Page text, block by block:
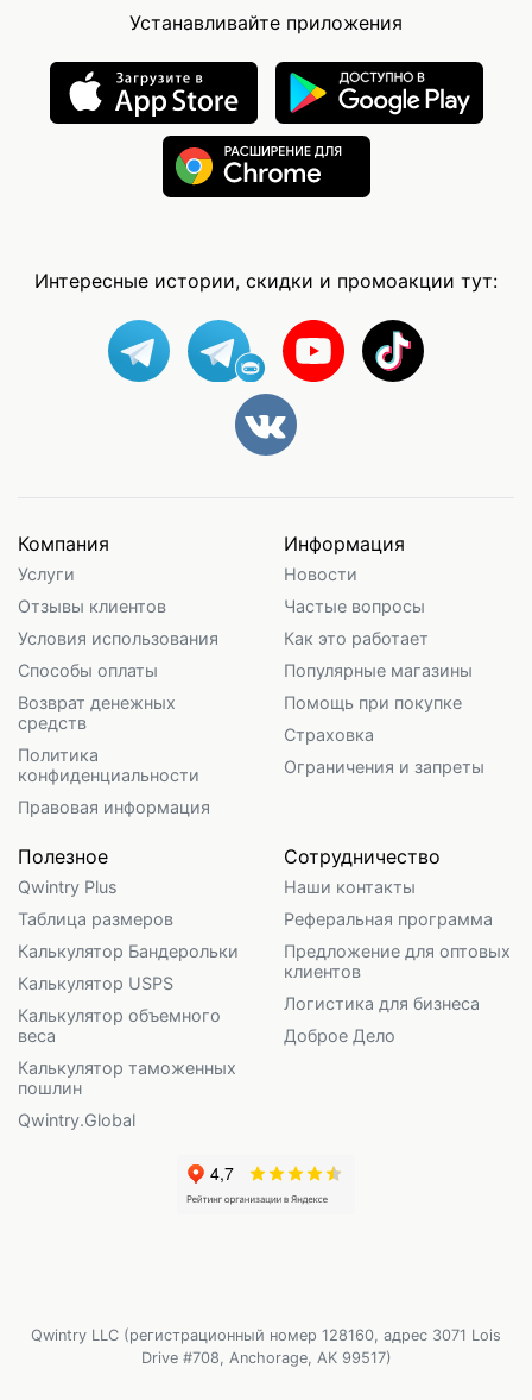
Устанавливайте приложения
Интересные истории, скидки и промоакции тут:
Компания
Услуги
Отзывы клиентов
Условия использования
Способы оплаты
Возврат денежных
средств
Политика
конфиденциальности
Правовая информация
Информация
Новости
Частые вопросы
Как это работает
Популярные магазины
Помощь при покупке
Страховка
Ограничения и запреты
Полезное
Qwintry Plus
Таблица размеров
Калькулятор Бандерольки
Калькулятор USPS
Калькулятор объемного
веса
Калькулятор таможенных
пошлин
Qwintry.Global
Сотрудничество
Наши контакты
Реферальная программа
Предложение для оптовых
клиентов
Логистика для бизнеса
Доброе Дело
Qwintry LLC (регистрационный номер 128160, адрес 3071 Lois
Drive #708, Anchorage, AK 99517)